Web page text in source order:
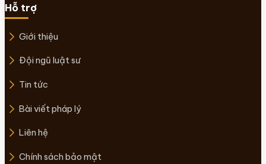
Hỗ trợ
Giới thiệu
Đội ngũ luật sư
Tin tức
Bài viết pháp lý
Liên hệ
Chính sách bảo mật